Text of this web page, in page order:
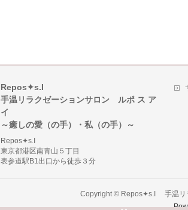
Repos✦s.I
手温リラクゼーションサロン ルポ ス ア
イ
～癒しの愛（の手）・私（の手）～
Repos✦s.I
東京都港区南青山５丁目
表参道駅B1出口から徒歩３分
Copyright © Repos✦s.I 手温リ